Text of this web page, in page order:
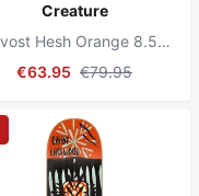
Creature
Provost Hesh Orange 8.5" Skateboard Deck
€63.95 €79.95